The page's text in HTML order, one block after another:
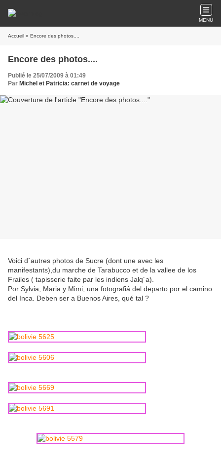
MENU
Accueil » Encore des photos....
Encore des photos....
Publié le 25/07/2009 à 01:49
Par Michel et Patricia: carnet de voyage
Voici d´autres photos de Sucre (dont une avec les
manifestants),du marche de Tarabucco et de la vallee de los
Frailes ( tapisserie faite par les indiens Jalq´a).
Por Sylvia, Maria y Mimi, una fotografiá del departo por el camino
del Inca. Deben ser a Buenos Aires, qué tal ?